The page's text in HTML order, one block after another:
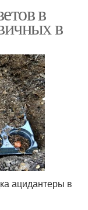
в
в
ацидантеры в